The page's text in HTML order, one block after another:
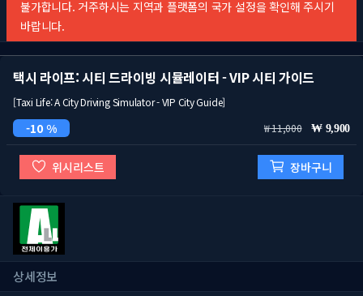
불가합니다. 거주하시는 지역과 플랫폼의 국가 설정을 확인해 주시기
바랍니다.
택시 라이프: 시티 드라이빙 시뮬레이터 - VIP 시티 가이드
[Taxi Life: A City Driving Simulator - VIP City Guide]
10 % 11,000 9,900
위시리스트 장바구니
상세정보